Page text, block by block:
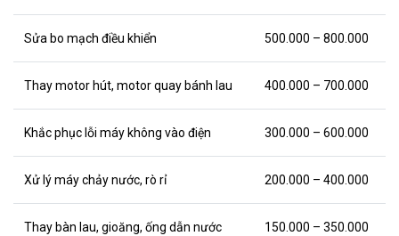
Sửa bo mạch điều khiển 500.000 – 800.000
Thay motor hút, motor quay bánh lau 400.000 – 700.000
Khắc phục lỗi máy không vào điện 300.000 – 600.000
Xử lý máy chảy nước, rò rỉ 200.000 – 400.000
Thay bàn lau, gioăng, ống dẫn nước 150.000 – 350.000